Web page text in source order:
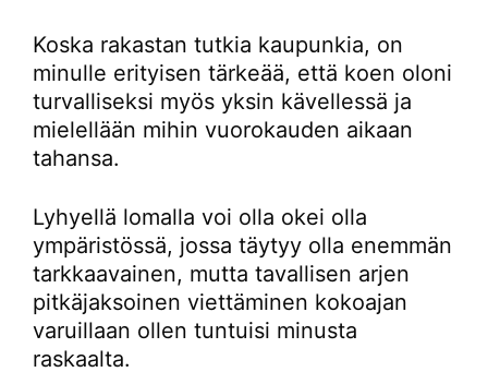
Koska rakastan tutkia kaupunkia, on
minulle erityisen tärkeää, että koen oloni
turvalliseksi myös yksin kävellessä ja
mielellään mihin vuorokauden aikaan
tahansa.
Lyhyellä lomalla voi olla okei olla
ympäristössä, jossa täytyy olla enemmän
tarkkaavainen, mutta tavallisen arjen
pitkäjaksoinen viettäminen kokoajan
varuillaan ollen tuntuisi minusta
raskaalta.